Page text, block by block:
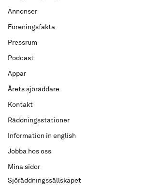
Sjöräddningssällskapet
Annonser
Föreningsfakta
Pressrum
Podcast
Appar
Årets sjöräddare
Kontakt
Räddningsstationer
Information in english
Jobba hos oss
Mina sidor